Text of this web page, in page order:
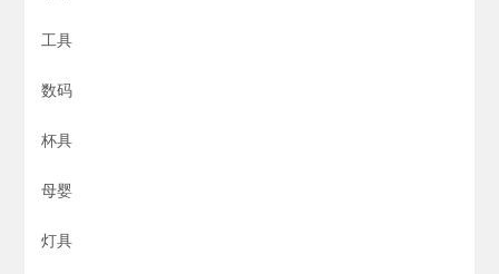
工具
数码
杯具
母婴
灯具